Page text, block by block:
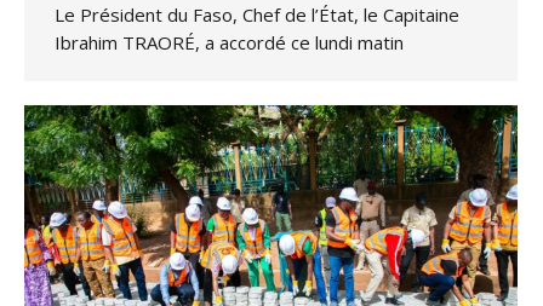
Le Président du Faso, Chef de l’État, le Capitaine
Ibrahim TRAORÉ, a accordé ce lundi matin